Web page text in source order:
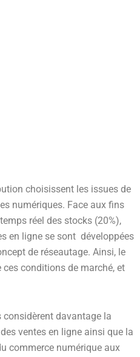
choisissent les issues de
numériques. Face aux fins
réel des stocks (20%),
en ligne se sont développées
de réseautage. Ainsi, le
conditions de marché, et
considèrent davantage la
ventes en ligne ainsi que la
commerce numérique aux